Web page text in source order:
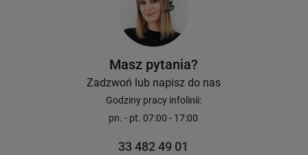
Masz pytania?
Zadzwoń lub napisz do nas
Godziny pracy infolinii:
pn. - pt. 07:00 - 17:00
33 482 49 01